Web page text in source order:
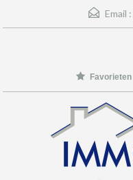
Email :
Favorieten